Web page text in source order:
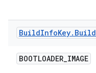
BuildInfoKey. Build
BOOTLOADER_IMAGE